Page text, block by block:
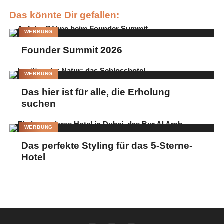
schönen
hatte
zahlreiche
Das könnte Dir gefallen:
WERBUNG
Founder Summit 2026
WERBUNG
Das hier ist für alle, die Erholung
suchen
WERBUNG
Das perfekte Styling für das 5-Sterne-
Hotel